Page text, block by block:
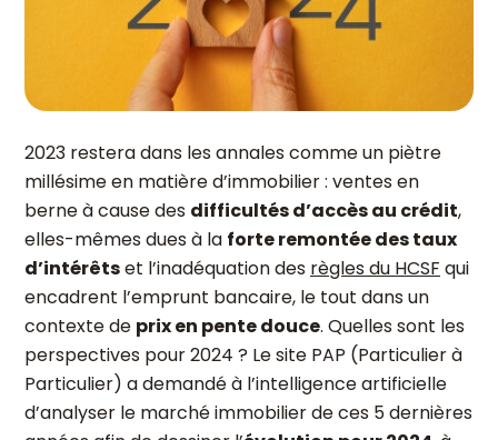
2023 restera dans les annales comme un piètre
millésime en matière d’immobilier : ventes en
berne à cause des difficultés d’accès au crédit,
elles-mêmes dues à la forte remontée des taux
d’intérêtset l’inadéquation des règles du HCSF qui
encadrent l’emprunt bancaire, le tout dans un
contexte de prix en pente douce. Quelles sont les
perspectives pour 2024 ? Le site PAP (Particulier à
Particulier) a demandé à l’intelligence artificielle
d’analyser le marché immobilier de ces 5 dernières